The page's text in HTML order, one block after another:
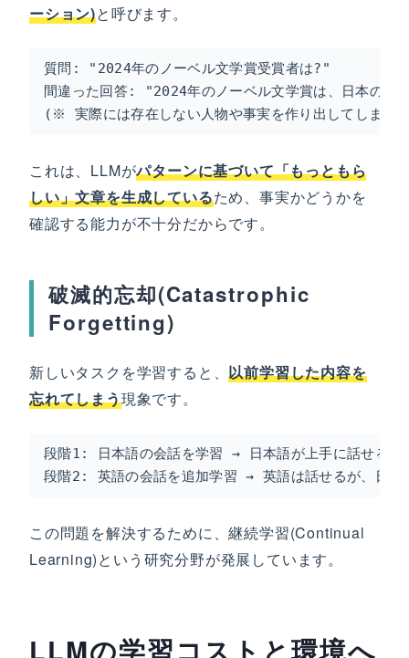
ーション)と呼びます。
質問: "2024年のノーベル文学賞受賞者は?"
間違った回答: "2024年のノーベル文学賞は、日本の作
(※ 実際には存在しない人物や事実を作り出してしまう)
これは、LLMがパターンに基づいて「もっともら
しい」文章を生成しているため、事実かどうかを
確認する能力が不十分だからです。
破滅的忘却(Catastrophic
Forgetting)
新しいタスクを学習すると、以前学習した内容を
忘れてしまう現象です。
段階1: 日本語の会話を学習 → 日本語が上手に話せる
段階2: 英語の会話を追加学習 → 英語は話せるが、日本
この問題を解決するために、継続学習(Continual
Learning)という研究分野が発展しています。
LLMの学習コストと環境へ